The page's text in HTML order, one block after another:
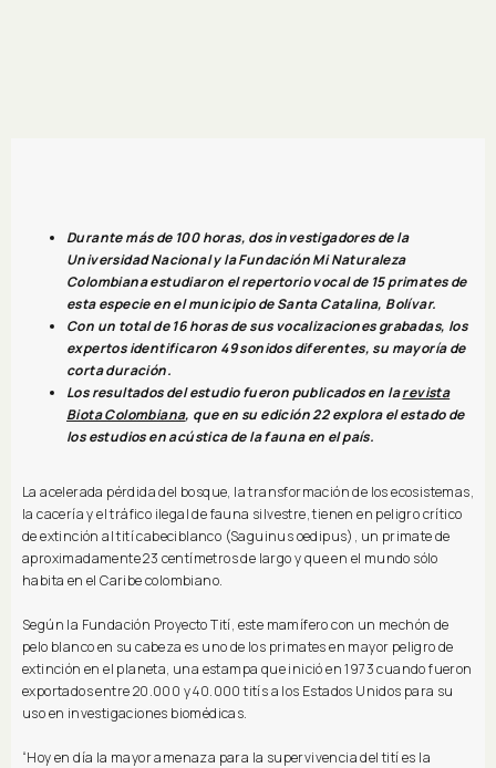
Durante más de 100 horas, dos investigadores de la
Universidad Nacional y la Fundación Mi Naturaleza
Colombiana estudiaron el repertorio vocal de 15 primates de
esta especie en el municipio de Santa Catalina, Bolívar.
Con un total de 16 horas de sus vocalizaciones grabadas, los
expertos identificaron 49 sonidos diferentes, su mayoría de
corta duración.
Los resultados del estudio fueron publicados en larevista
Biota Colombiana, que en su edición 22 explora el estado de
los estudios en acústica de la fauna en el país.
La acelerada pérdida del bosque, la transformación de los ecosistemas,
la cacería y el tráfico ilegal de fauna silvestre, tienen en peligro crítico
de extinción al tití cabeciblanco (Saguinus oedipus), un primate de
aproximadamente 23 centímetros de largo y que en el mundo sólo
habita en el Caribe colombiano.
Según la Fundación Proyecto Tití, este mamífero con un mechón de
pelo blanco en su cabeza es uno de los primates en mayor peligro de
extinción en el planeta, una estampa que inició en 1973 cuando fueron
exportados entre 20.000 y 40.000 titís a los Estados Unidos para su
uso en investigaciones biomédicas.
“Hoy en día la mayor amenaza para la supervivencia del tití es la